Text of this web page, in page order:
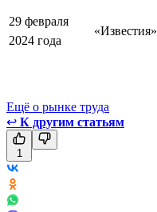
29 февраля
2024 года
«Известия»
Ещё о рынке труда
↩ К другим статьям
1